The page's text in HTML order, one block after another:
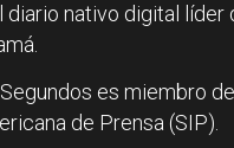
diario nativo digital líder
es miembro
de Prensa (SIP).